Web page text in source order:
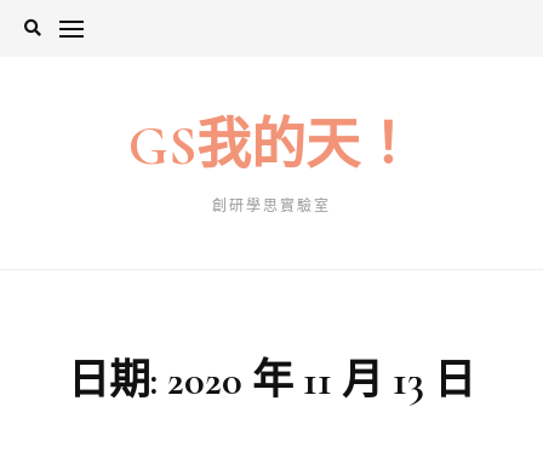
Skip
GS我的天！
創研學思實驗室
日期: 2020 年 11 月 13 日